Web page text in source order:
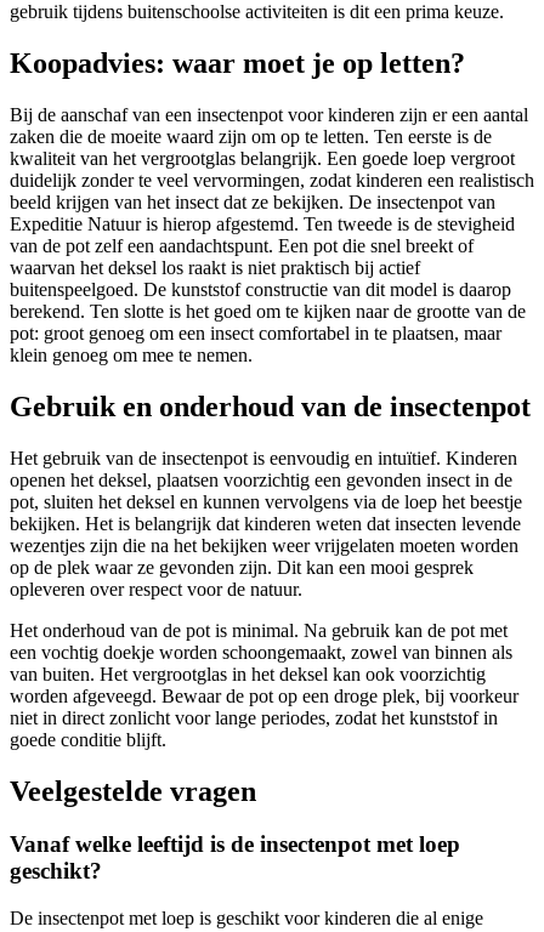
gebruik tijdens buitenschoolse activiteiten is dit een prima keuze.
Koopadvies: waar moet je op letten?
Bij de aanschaf van een insectenpot voor kinderen zijn er een aantal
zaken die de moeite waard zijn om op te letten. Ten eerste is de
kwaliteit van het vergrootglas belangrijk. Een goede loep vergroot
duidelijk zonder te veel vervormingen, zodat kinderen een realistisch
beeld krijgen van het insect dat ze bekijken. De insectenpot van
Expeditie Natuur is hierop afgestemd. Ten tweede is de stevigheid
van de pot zelf een aandachtspunt. Een pot die snel breekt of
waarvan het deksel los raakt is niet praktisch bij actief
buitenspeelgoed. De kunststof constructie van dit model is daarop
berekend. Ten slotte is het goed om te kijken naar de grootte van de
pot: groot genoeg om een insect comfortabel in te plaatsen, maar
klein genoeg om mee te nemen.
Gebruik en onderhoud van de insectenpot
Het gebruik van de insectenpot is eenvoudig en intuïtief. Kinderen
openen het deksel, plaatsen voorzichtig een gevonden insect in de
pot, sluiten het deksel en kunnen vervolgens via de loep het beestje
bekijken. Het is belangrijk dat kinderen weten dat insecten levende
wezentjes zijn die na het bekijken weer vrijgelaten moeten worden
op de plek waar ze gevonden zijn. Dit kan een mooi gesprek
opleveren over respect voor de natuur.
Het onderhoud van de pot is minimal. Na gebruik kan de pot met
een vochtig doekje worden schoongemaakt, zowel van binnen als
van buiten. Het vergrootglas in het deksel kan ook voorzichtig
worden afgeveegd. Bewaar de pot op een droge plek, bij voorkeur
niet in direct zonlicht voor lange periodes, zodat het kunststof in
goede conditie blijft.
Veelgestelde vragen
Vanaf welke leeftijd is de insectenpot met loep
geschikt?
De insectenpot met loep is geschikt voor kinderen die al enige